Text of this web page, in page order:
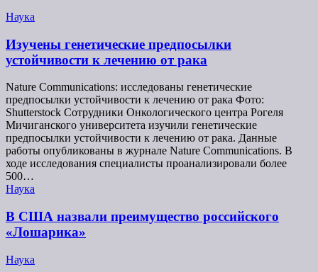
Наука
Изучены генетические предпосылки
устойчивости к лечению от рака
Nature Communications: исследованы генетические
предпосылки устойчивости к лечению от рака Фото:
Shutterstock Сотрудники Онкологического центра Рогеля
Мичиганского университета изучили генетические
предпосылки устойчивости к лечению от рака. Данные
работы опубликованы в журнале Nature Communications. В
ходе исследования специалисты проанализировали более
500…
Наука
В США назвали преимущество российского
«Лошарика»
Наука